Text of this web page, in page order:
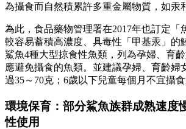
為攝食而自然積累許多重金屬物質，如汞
為此，食品藥物管理署在2017年也訂定「
較容易蓄積高濃度、具毒性「甲基汞」的
鯊魚4種大型掠食性魚類，列為孕婦、育
應避免攝食的魚類。並建議孕婦、育齡婦
過35～70克；6歲以下兒童每個月不宜攝食
環境保育：部分鯊魚族群成熟速度
性使用